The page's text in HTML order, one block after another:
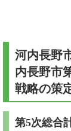
河内長野
内長野市
戦略の策
第5次総合